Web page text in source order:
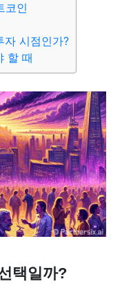
코인
자 시점인가?
할 때
택일까?